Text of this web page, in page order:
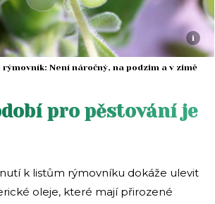
i
Není náročný, na podzim a v zimě
pro pěstování je
k listům rýmovníku dokáže ulevit
oleje, které mají přirozené